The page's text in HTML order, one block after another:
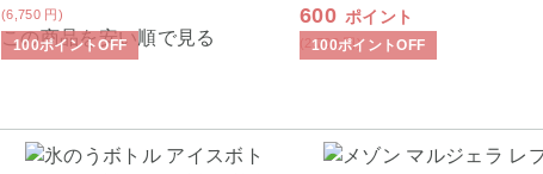
(6,750 円)
100ポイントOFF
この商品を安い順で見る
600 ポイント
(2,700円)
100ポイントOFF